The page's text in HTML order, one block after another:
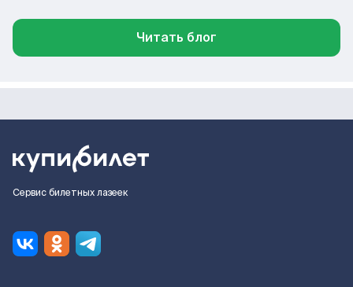
Читать блог
Сервис билетных лазеек